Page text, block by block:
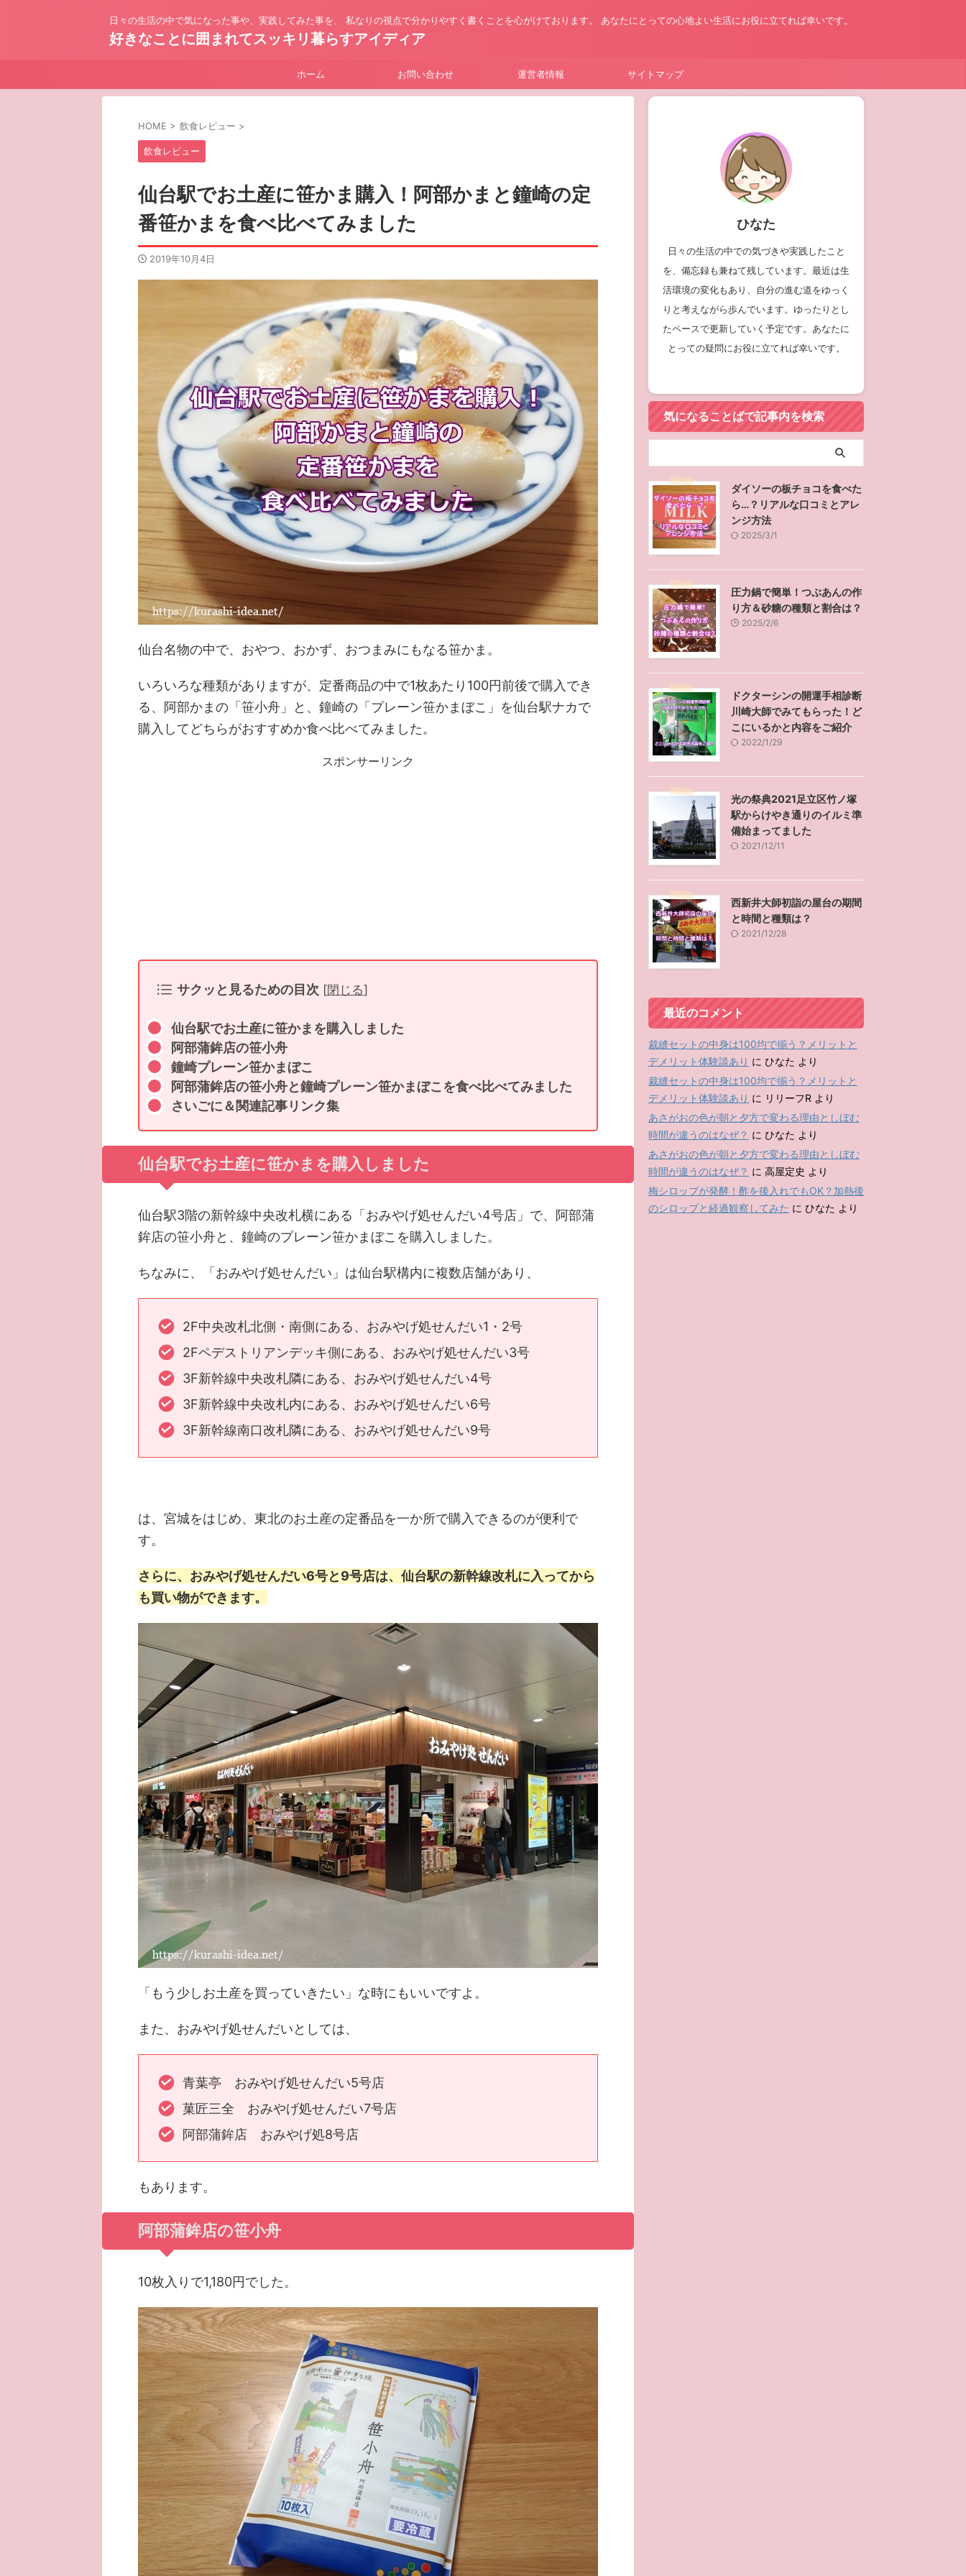
日々の生活の中で気になった事や、実践してみた事を、 私なりの視点で分かりやすく書くことを心がけております。 あなたにとっての心地よい生活にお役に立てれば幸いです。
好きなことに囲まれてスッキリ暮らすアイディア
ホーム お問い合わせ 運営者情報 サイトマップ
HOME > 飲食レビュー >
飲食レビュー
仙台駅でお土産に笹かま購入！阿部かまと鐘崎の定
番笹かまを食べ比べてみました
2019年10月4日
仙台名物の中で、おやつ、おかず、おつまみにもなる笹かま。
いろいろな種類がありますが、定番商品の中で1枚あたり100円前後で購入でき
る、阿部かまの「笹小舟」と、鐘崎の「プレーン笹かまぼこ」を仙台駅ナカで
購入してどちらがおすすめか食べ比べてみました。
スポンサーリンク
サクッと見るための目次 [閉じる]
仙台駅でお土産に笹かまを購入しました
阿部蒲鉾店の笹小舟
鐘崎プレーン笹かまぼこ
阿部蒲鉾店の笹小舟と鐘崎プレーン笹かまぼこを食べ比べてみました
さいごに＆関連記事リンク集
仙台駅でお土産に笹かまを購入しました
仙台駅3階の新幹線中央改札横にある「おみやげ処せんだい4号店」で、阿部蒲
鉾店の笹小舟と、鐘崎のプレーン笹かまぼこを購入しました。
ちなみに、「おみやげ処せんだい」は仙台駅構内に複数店舗があり、
2F中央改札北側・南側にある、おみやげ処せんだい1・2号
2Fペデストリアンデッキ側にある、おみやげ処せんだい3号
3F新幹線中央改札隣にある、おみやげ処せんだい4号
3F新幹線中央改札内にある、おみやげ処せんだい6号
3F新幹線南口改札隣にある、おみやげ処せんだい9号
は、宮城をはじめ、東北のお土産の定番品を一か所で購入できるのが便利で
す。
さらに、おみやげ処せんだい6号と9号店は、仙台駅の新幹線改札に入ってから
も買い物ができます。
「もう少しお土産を買っていきたい」な時にもいいですよ。
また、おみやげ処せんだいとしては、
青葉亭 おみやげ処せんだい5号店
菓匠三全 おみやげ処せんだい7号店
阿部蒲鉾店 おみやげ処8号店
もあります。
阿部蒲鉾店の笹小舟
10枚入りで1,180円でした。
ひなた
日々の生活の中での気づきや実践したこと
を、備忘録も兼ねて残しています。最近は生
活環境の変化もあり、自分の進む道をゆっく
りと考えながら歩んでいます。ゆったりとし
たペースで更新していく予定です。あなたに
とっての疑問にお役に立てれば幸いです。
気になることばで記事内を検索
ダイソーの板チョコを食べた
ら…？リアルな口コミとアレ
ンジ方法
2025/3/1
圧力鍋で簡単！つぶあんの作
り方＆砂糖の種類と割合は？
2025/2/6
ドクターシンの開運手相診断
川崎大師でみてもらった！ど
こにいるかと内容をご紹介
2022/1/29
光の祭典2021足立区竹ノ塚
駅からけやき通りのイルミ準
備始まってました
2021/12/11
西新井大師初詣の屋台の期間
と時間と種類は？
2021/12/28
最近のコメント
裁縫セットの中身は100均で揃う？メリットと
デメリット体験談あり に ひなた より
裁縫セットの中身は100均で揃う？メリットと
デメリット体験談あり に リリーフR より
あさがおの色が朝と夕方で変わる理由としぼむ
時間が違うのはなぜ？ に ひなた より
あさがおの色が朝と夕方で変わる理由としぼむ
時間が違うのはなぜ？ に 高屋定史 より
梅シロップが発酵！酢を後入れでもOK？加熱後
のシロップと経過観察してみた に ひなた より